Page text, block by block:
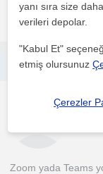
daha fazlasını
Online Biyoloji
Zoom yada Teams
yanı sıra size
verileri depolar.
"Kabul Et"
etmiş olursunuz
Çerezler